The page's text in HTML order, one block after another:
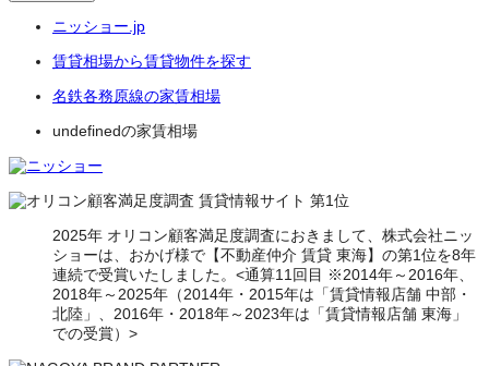
ニッショー.jp
賃貸相場から賃貸物件を探す
名鉄各務原線の家賃相場
undefinedの家賃相場
2025年 オリコン顧客満足度調査におきまして、株式会社ニッ
ショーは、おかげ様で【不動産仲介 賃貸 東海】の第1位を8年
連続で受賞いたしました。<通算11回目 ※2014年～2016年、
2018年～2025年（2014年・2015年は「賃貸情報店舗 中部・
北陸」、2016年・2018年～2023年は「賃貸情報店舗 東海」
での受賞）>